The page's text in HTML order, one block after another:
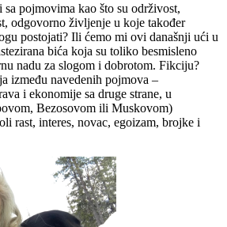
pojmovima kao što su održivost,
odgovorno življenje u koje također
postojati? Ili ćemo mi ovi današnji ući u
bića koja su toliko besmisleno
nadu za slogom i dobrotom. Fikciju?
između navedenih pojmova –
i ekonomije sa druge strane, u
Bezosovom ili Muskovom)
rast, interes, novac, egoizam, brojke i